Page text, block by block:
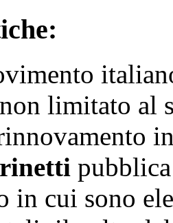
limitato al
in cui sono